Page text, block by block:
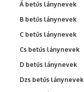
Á betűs lánynevek
B betűs lánynevek
C betűs lánynevek
Cs betűs lánynevek
D betűs lánynevek
Dzs betűs lánynevek